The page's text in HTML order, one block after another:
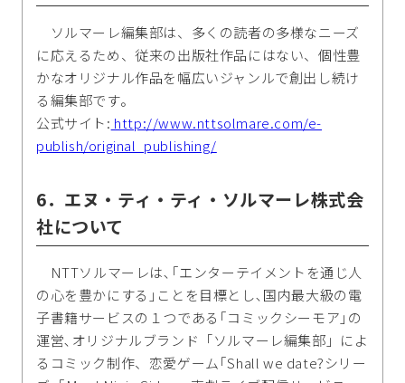
ソルマーレ編集部は、多くの読者の多様なニーズ
に応えるため、従来の出版社作品にはない、個性豊
かなオリジナル作品を幅広いジャンルで創出し続け
る編集部です。
公式サイト: http://www.nttsolmare.com/e-
publish/original_publishing/
6．エヌ・ティ・ティ・ソルマーレ株式会
社について
NTTソルマーレは､｢エンターテイメントを通じ人
の心を豊かにする｣ことを目標とし､国内最大級の電
子書籍サービスの１つである｢コミックシーモア｣の
運営､オリジナルブランド「ソルマーレ編集部」によ
るコミック制作、恋愛ゲーム｢Shall we date?シリー